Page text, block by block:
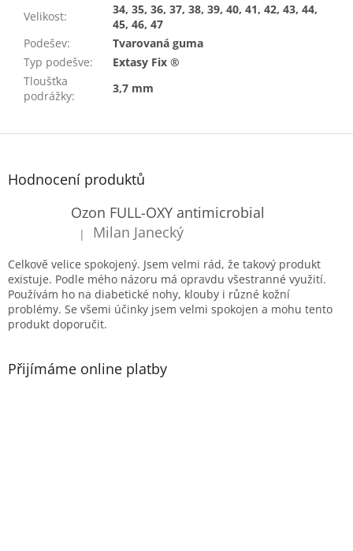
Velikost:
34, 35, 36, 37, 38, 39, 40, 41, 42, 43, 44,
45, 46, 47
Podešev:
Tvarovaná guma
Typ podešve:
Extasy Fix ®
Tloušťka
podrážky:
3,7 mm
Z
Hodnocení produktů
Ozon FULL-OXY antimicrobial
Hodnocení produktu je 5 z 5 hvězdiček.
| Milan Janecký
Celkově velice spokojený. Jsem velmi rád, že takový produkt
existuje. Podle mého názoru má opravdu všestranné využití.
Používám ho na diabetické nohy, klouby i různé kožní
problémy. Se všemi účinky jsem velmi spokojen a mohu tento
produkt doporučit.
Přijímáme online platby